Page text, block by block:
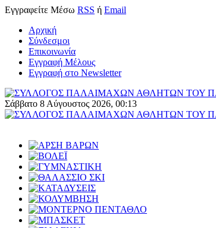
Εγγραφείτε Μέσω RSS ή Email
Αρχική
Σύνδεσμοι
Επικοινωνία
Εγγραφή Μέλους
Εγγραφή στο Newsletter
Σάββατο 8 Αύγουστος 2026, 00:13